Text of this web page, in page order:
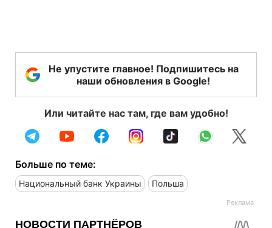
Не упустите главное! Подпишитесь на
наши обновления в Google!
Или читайте нас там, где вам удобно!
Больше по теме:
Национальный банк Украины Польша